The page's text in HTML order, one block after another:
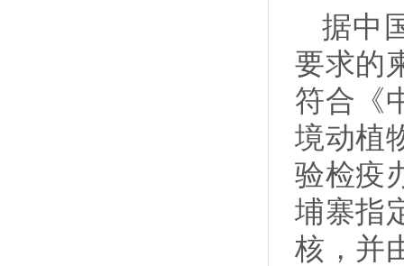
据中
要求的
符合《
境动植
验检疫
埔寨指
核，并